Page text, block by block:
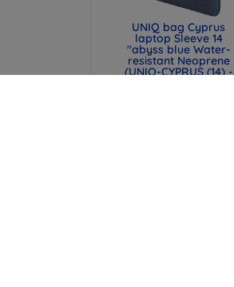
UNIQ bag Cyprus
laptop Sleeve 14
"abyss blue Water-
resistant Neoprene
(UNIQ-CYPRUS (14) -